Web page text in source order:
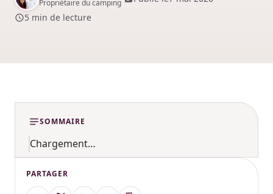
Propriétaire du camping
5 min de lecture
SOMMAIRE
Chargement…
PARTAGER